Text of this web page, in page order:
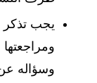
يجب تذكر
وسؤاله